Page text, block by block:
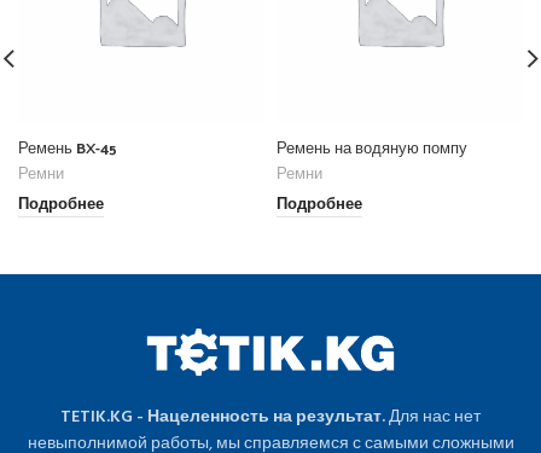
Ремень BX-45
Ремни
Подробнее
Ремень на водяную помпу
Ремни
Подробнее
TETIK.KG - Нацеленность на результат.Для нас нет
невыполнимой работы, мы справляемся с самыми сложными